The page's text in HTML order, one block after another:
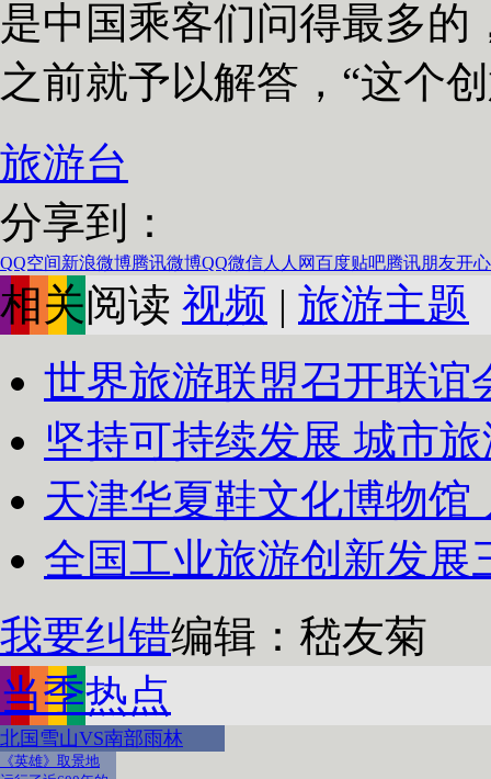
是中国乘客们问得最多
之前就予以解答，“这个
旅游台
分享到：
QQ空间新浪微博腾讯微博QQ微信人人网百度贴吧腾讯朋友开
相关阅读 视频 | 旅游主题
世界旅游联盟召开联谊
坚持可持续发展 城市
天津华夏鞋文化博物馆
全国工业旅游创新发展
我要纠错编辑：嵇友菊
当季热点
北国雪山VS南部雨林
《英雄》取景地